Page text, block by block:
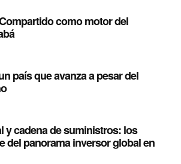
como motor del
país que avanza a pesar del
y cadena de suministros: los
del panorama inversor global en